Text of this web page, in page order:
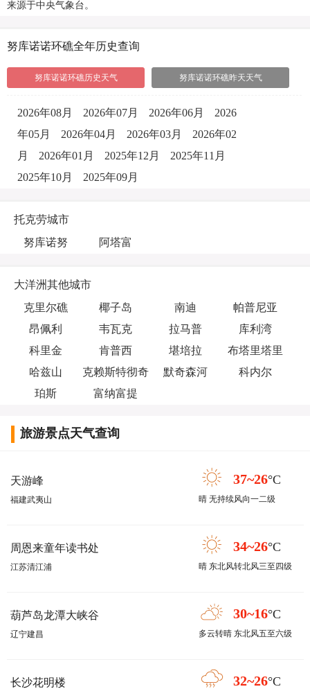
来源于中央气象台。
努库诺诺环礁全年历史查询
努库诺诺环礁历史天气 努库诺诺环礁昨天天气
2026年08月 2026年07月 2026年06月
2026
年05月
2026年04月 2026年03月
2026年02
月
2026年01月 2025年12月
2025年11月
2025年10月
2025年09月
托克劳城市
努库诺努
阿塔富
大洋洲其他城市
克里尔礁
椰子岛 南迪
帕普尼亚
昂佩利
韦瓦克 拉马普
库利湾
科里金
肯普西 堪培拉
布塔里塔里
哈兹山
克赖斯特彻奇 默奇森河
科内尔
珀斯
富纳富提
旅游景点天气查询
天游峰
福建武夷山
37~26°C
晴 无持续风向一二级
周恩来童年读书处
江苏清江浦
34~26°C
晴 东北风转北风三至四级
葫芦岛龙潭大峡谷
辽宁建昌
30~16°C
多云转晴 东北风五至六级
长沙花明楼 32~26°C